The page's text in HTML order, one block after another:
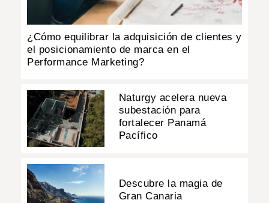
¿Cómo equilibrar la adquisición de clientes y
el posicionamiento de marca en el
Performance Marketing?
Naturgy acelera nueva
subestación para
fortalecer Panamá
Pacífico
Descubre la magia de
Gran Canaria